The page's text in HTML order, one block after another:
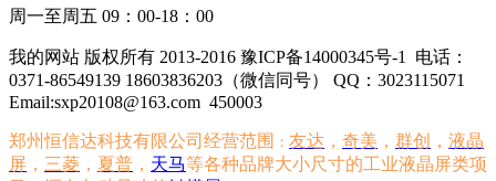
周一至周五 09：00-18：00
我的网站 版权所有 2013-2016 豫ICP备14000345号-1
电话：
0371-86549139 18603836203（微信同号） QQ：3023115071
Email:sxp20108@163.com 450003
郑州恒信达科技有限公司经营范围 ： 友达 ， 奇美 ， 群创 ， 液晶
屏 ， 三菱 ， 夏普 ， 天马等各种品牌大小尺寸的工业液晶屏类项